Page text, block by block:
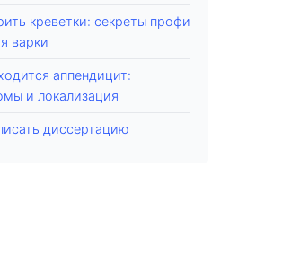
креветки: секреты профи
варки
аппендицит:
и локализация
диссертацию